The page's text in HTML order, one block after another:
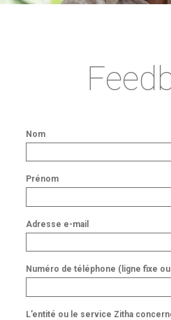
Nom
Prénom
Adresse e-mail
Numéro de téléphone (ligne fixe
L’entité ou le service Zitha